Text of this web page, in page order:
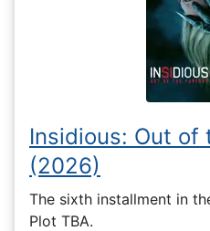
Insidious: Out of
(2026)
The sixth installment in
Plot TBA.